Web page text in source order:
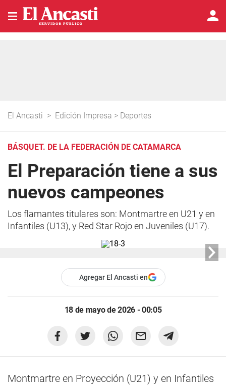
El Ancasti > Edición Impresa > Deportes
BÁSQUET. DE LA FEDERACIÓN DE CATAMARCA
El Preparación tiene a sus
nuevos campeones
Los flamantes titulares son: Montmartre en U21 y en
Infantiles (U13), y Red Star Rojo en Juveniles (U17).
Agregar El Ancasti en
18 de mayo de 2026 - 00:05
Montmartre en Proyección (U21) y en Infantiles